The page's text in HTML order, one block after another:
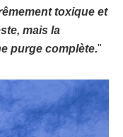
toxique et
mais la
purge complète."